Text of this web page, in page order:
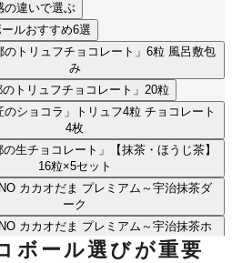
の違いで選ぶ
ルおすすめ6選
のトリュフチョコレート」6粒 風呂敷包
み
のトリュフチョコレート」20粒
のショコラ」トリュフ4粒 チョコレート
4枚
生チョコレート」【抹茶・ほうじ茶】
16粒×5セット
カカオだま プレミアム～宇治抹茶ダ
ーク
カカオだま プレミアム～宇治抹茶ホ
ワイト
ボール選びが重要